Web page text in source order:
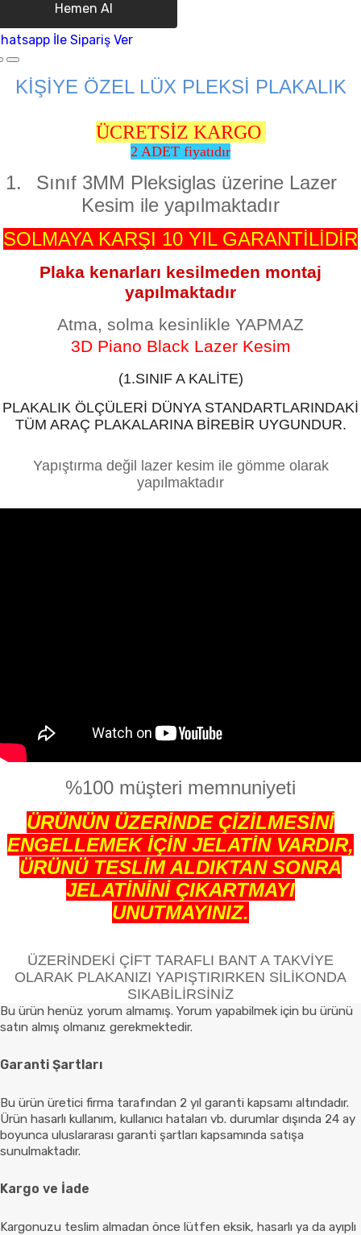
Hemen Al
İle Sipariş Ver
KİŞİYE ÖZEL LÜX PLEKSİ PLAKALIK
ÜCRETSİZ KARGO
2 ADET fiyatıdır
1.
Sınıf 3MM Pleksiglas üzerine Lazer
Kesim ile yapılmaktadır
SOLMAYA KARŞI 10 YIL GARANTİLİDİR
Plaka kenarları kesilmeden montaj
yapılmaktadır
Atma, solma kesinlikle YAPMAZ
3D Piano Black Lazer Kesim
(1.SINIF A KALİTE)
PLAKALIK ÖLÇÜLERİ DÜNYA STANDARTLARINDAKİ
TÜM ARAÇ PLAKALARINA BİREBİR UYGUNDUR.
Yapıştırma değil lazer kesim ile gömme olarak
yapılmaktadır
%100 müşteri memnuniyeti
ÜRÜNÜN ÜZERİNDE ÇİZİLMESİNİ
ENGELLEMEK İÇİN JELATİN VARDIR,
ÜRÜNÜ TESLİM ALDIKTAN SONRA
JELATİNİNİ ÇIKARTMAYI
UNUTMAYINIZ.
ÜZERİNDEKİ ÇİFT TARAFLI BANT A TAKVİYE
OLARAK PLAKANIZI YAPIŞTIRIRKEN SİLİKONDA
SIKABİLİRSİNİZ
Bu ürün henüz yorum almamış. Yorum yapabilmek için bu ürünü
satın almış olmanız gerekmektedir.
Garanti Şartları
Bu ürün üretici firma tarafından 2 yıl garanti kapsamı altındadır.
Ürün hasarlı kullanım, kullanıcı hataları vb. durumlar dışında 24 ay
boyunca uluslararası garanti şartları kapsamında satışa
sunulmaktadır.
Kargo ve İade
Kargonuzu teslim almadan önce lütfen eksik, hasarlı ya da ayıplı